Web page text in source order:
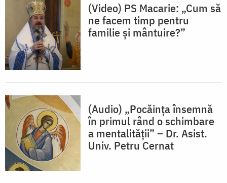
(Video) PS Macarie: „Cum să
ne facem timp pentru
familie și mântuire?”
(Audio) „Pocăința însemnă
în primul rând o schimbare
a mentalității” – Dr. Asist.
Univ. Petru Cernat